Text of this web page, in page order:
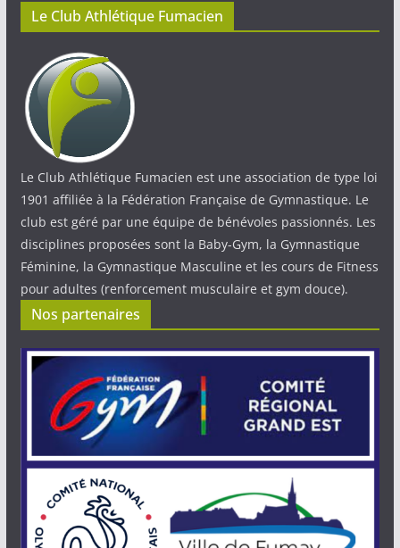
Le Club Athlétique Fumacien
Le Club Athlétique Fumacien est une association de type loi
1901 affiliée à la Fédération Française de Gymnastique. Le
club est géré par une équipe de bénévoles passionnés. Les
disciplines proposées sont la Baby-Gym, la Gymnastique
Féminine, la Gymnastique Masculine et les cours de Fitness
pour adultes (renforcement musculaire et gym douce).
Nos partenaires